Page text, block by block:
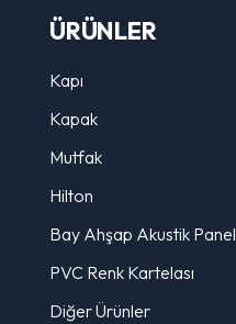
ÜRÜNLER
Kapı
Kapak
Mutfak
Hilton
Bay Ahşap Akustik Panel
PVC Renk Kartelası
Diğer Ürünler